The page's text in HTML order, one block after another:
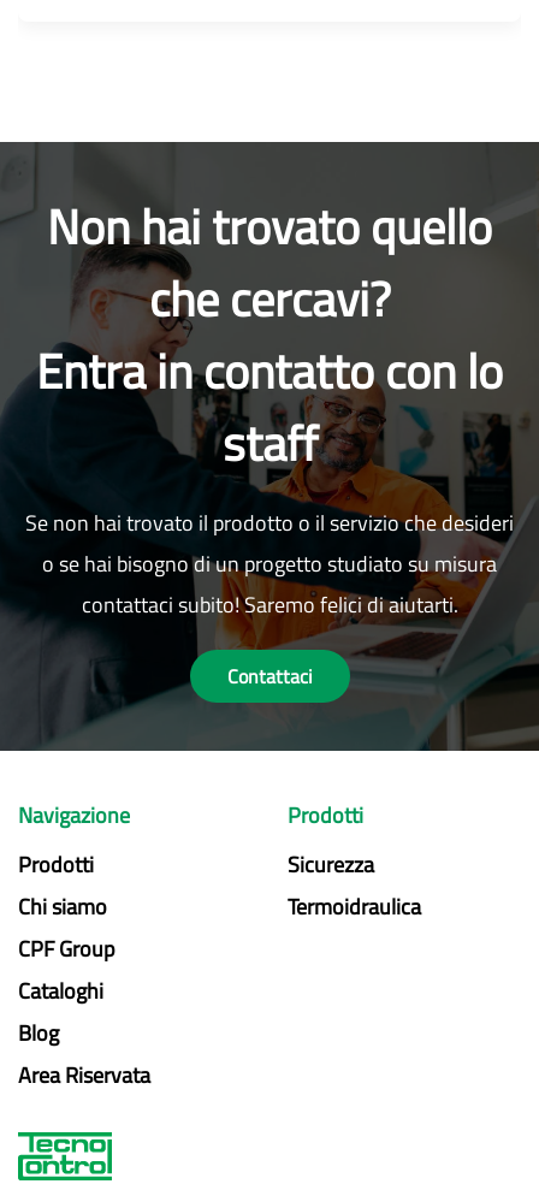
Non hai trovato quello
che cercavi?
Entra in contatto con lo
staff
Se non hai trovato il prodotto o il servizio che desideri
o se hai bisogno di un progetto studiato su misura
contattaci subito! Saremo felici di aiutarti.
Contattaci
Navigazione
Prodotti
Chi siamo
CPF Group
Cataloghi
Blog
Area Riservata
Prodotti
Sicurezza
Termoidraulica